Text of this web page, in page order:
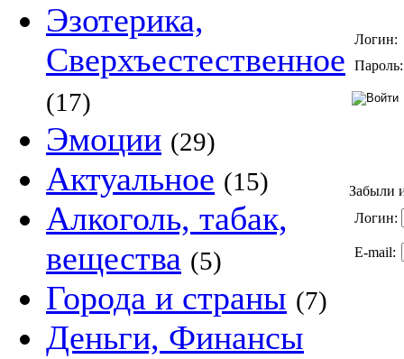
Эзотерика,
Сверхъестественное
(17)
Эмоции (29)
Актуальное (15)
Алкоголь, табак,
вещества (5)
Города и страны (7)
Деньги, Финансы
Логин:
Пароль:
Забыли
Логин:
E-mail: